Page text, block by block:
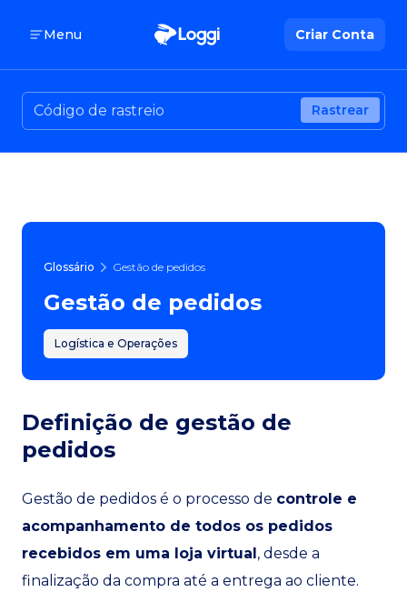
Menu Criar Conta
Rastrear
Glossário Gestão de pedidos
Gestão de pedidos
Logística e Operações
Definição de gestão de
pedidos
Gestão de pedidos é o processo de controle e
acompanhamento de todos os pedidos
recebidos em uma loja virtual, desde a
finalização da compra até a entrega ao cliente.